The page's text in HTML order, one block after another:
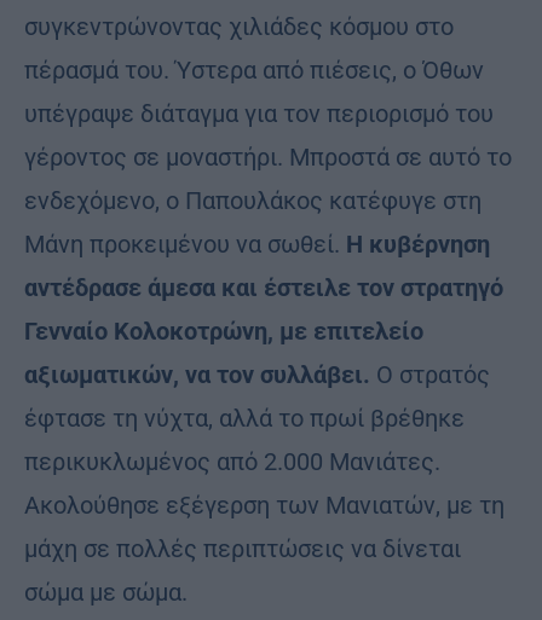
συγκεντρώνοντας χιλιάδες κόσμου στο
πέρασμά του. Ύστερα από πιέσεις, ο Όθων
υπέγραψε διάταγμα για τον περιορισμό του
γέροντος σε μοναστήρι. Μπροστά σε αυτό το
ενδεχόμενο, ο Παπουλάκος κατέφυγε στη
Μάνη προκειμένου να σωθεί. Η κυβέρνηση
αντέδρασε άμεσα και έστειλε τον στρατηγό
Γενναίο Κολοκοτρώνη, με επιτελείο
αξιωματικών, να τον συλλάβει. Ο στρατός
έφτασε τη νύχτα, αλλά το πρωί βρέθηκε
περικυκλωμένος από 2.000 Μανιάτες.
Ακολούθησε εξέγερση των Μανιατών, με τη
μάχη σε πολλές περιπτώσεις να δίνεται
σώμα με σώμα.